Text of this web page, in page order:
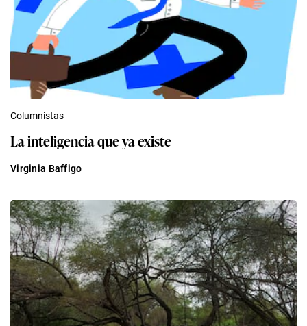
Columnistas
La inteligencia que ya existe
Virginia Baffigo